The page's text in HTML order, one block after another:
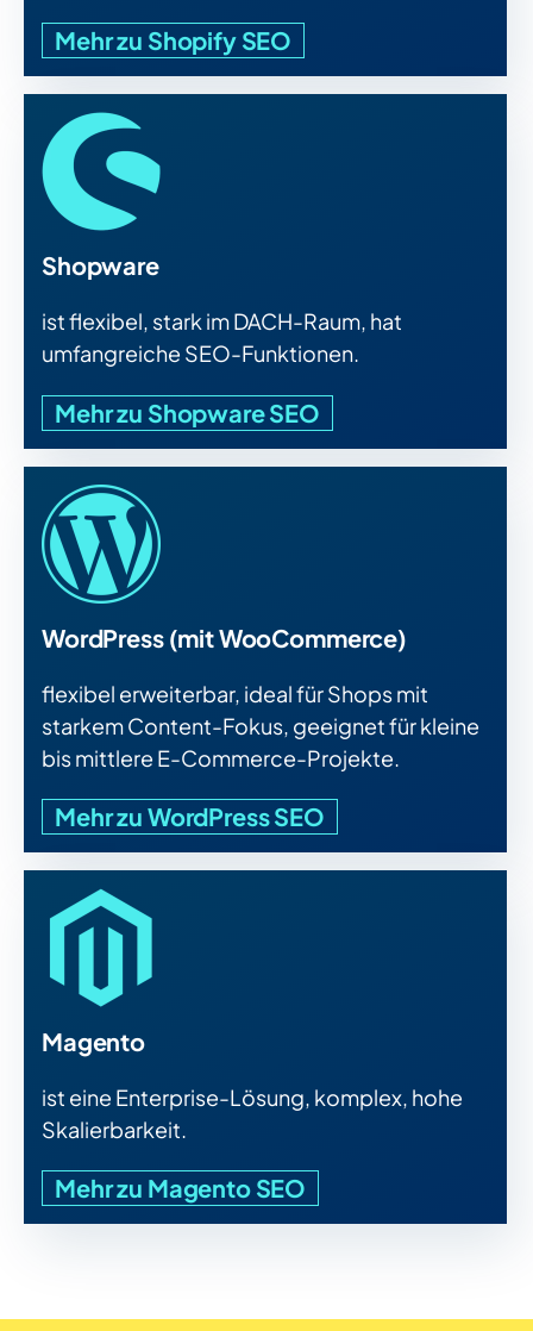
Mehr zu Shopify SEO
Shopware
ist flexibel, stark im DACH-Raum, hat
umfangreiche SEO-Funktionen.
Mehr zu Shopware SEO
WordPress (mit WooCommerce)
flexibel erweiterbar, ideal für Shops mit
starkem Content-Fokus, geeignet für kleine
bis mittlere E-Commerce-Projekte.
Mehr zu WordPress SEO
Magento
ist eine Enterprise-Lösung, komplex, hohe
Skalierbarkeit.
Mehr zu Magento SEO